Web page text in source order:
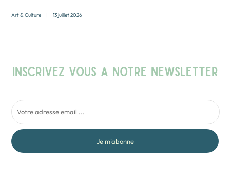
Art & Culture | 13 juillet 2026
INSCRIVEZ VOUS A NOTRE NEWSLETTER
Je m'abonne